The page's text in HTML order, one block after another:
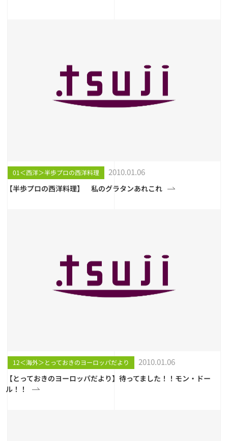
01＜西洋＞半歩プロの西洋料理 2010.01.06
【半歩プロの西洋料理】 私のグラタンあれこれ
12＜海外＞とっておきのヨーロッパだより 2010.01.06
【とっておきのヨーロッパだより】待ってました！！モン・ドー
ル！！